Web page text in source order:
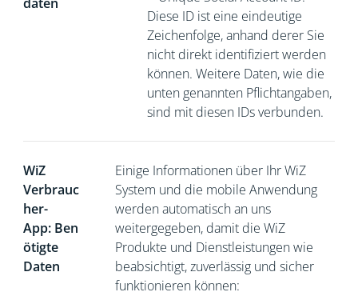
Diese ID ist eine eindeutige
Zeichenfolge, anhand derer Sie
nicht direkt identifiziert werden
können. Weitere Daten, wie die
unten genannten Pflichtangaben,
sind mit diesen IDs verbunden.
WiZ
Verbrauc
her-
App: Ben
ötigte
Daten
Einige Informationen über Ihr WiZ
System und die mobile Anwendung
werden automatisch an uns
weitergegeben, damit die WiZ
Produkte und Dienstleistungen wie
beabsichtigt, zuverlässig und sicher
funktionieren können: